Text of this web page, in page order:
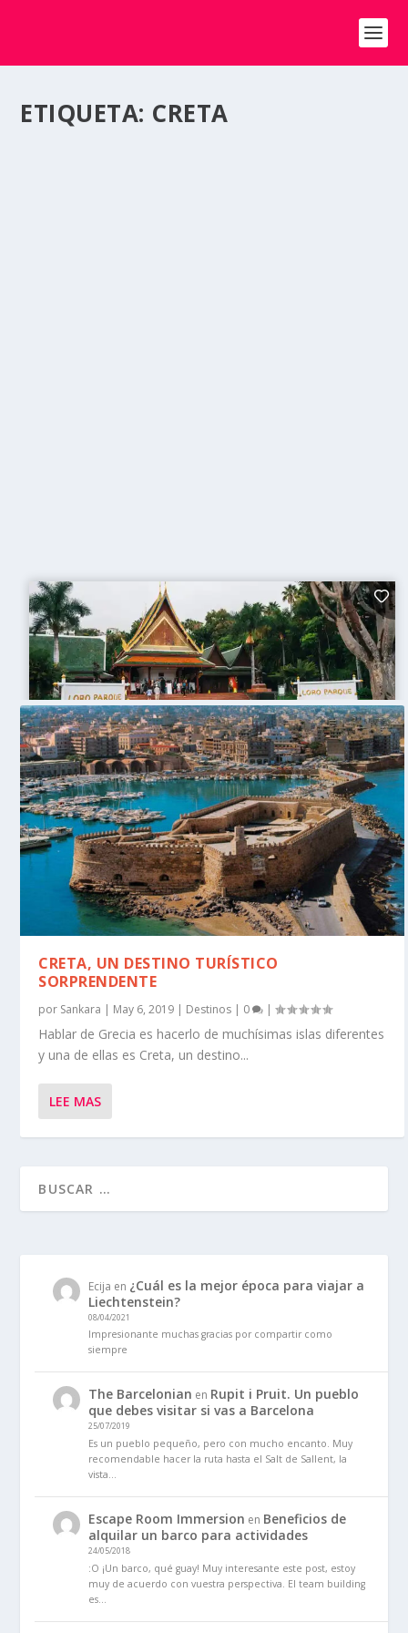
ETIQUETA: CRETA
CRETA, UN DESTINO TURÍSTICO
SORPRENDENTE
por Sankara | May 6, 2019 | Destinos | 0 |
Hablar de Grecia es hacerlo de muchísimas islas diferentes
y una de ellas es Creta, un destino...
LEE MAS
Ecija en ¿Cuál es la mejor época para viajar a
Liechtenstein?
08/04/2021
Impresionante muchas gracias por compartir como
siempre
The Barcelonian en Rupit i Pruit. Un pueblo
que debes visitar si vas a Barcelona
25/07/2019
Es un pueblo pequeño, pero con mucho encanto. Muy
recomendable hacer la ruta hasta el Salt de Sallent, la
vista…
Escape Room Immersion en Beneficios de
alquilar un barco para actividades
24/05/2018
:O ¡Un barco, qué guay! Muy interesante este post, estoy
muy de acuerdo con vuestra perspectiva. El team building
es…